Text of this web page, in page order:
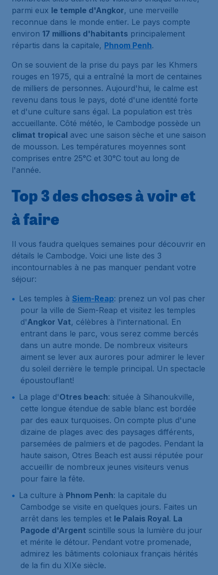
parmi eux le temple d'Angkor, une merveille
reconnue dans le monde entier. Le pays compte
environ 17 millions d'habitants principalement
répartis dans la capitale, Phnom Penh.
On se souvient de la prise du pays par les Khmers
rouges en 1975, qui a entraîné la mort de centaines
de milliers de personnes. Aujourd'hui, le calme est
revenu dans tous le pays, doté d'une identité forte
et d'une culture sans égal. La population est très
accueillante. Côté météo, le Cambodge possède un
climat tropical avec une saison sèche et une saison
de mousson. Les températures moyennes sont
comprises entre 25°C et 30°C tout au long de
l'année.
Top 3 des choses à voir et
à faire
Il vous faudra quelques semaines pour découvrir en
détails le Cambodge. Voici une liste des 3
incontournables à ne pas manquer pendant votre
séjour:
Les temples à Siem-Reap: prenez un vol pas cher
pour la ville de Siem-Reap et visitez les temples
d'Angkor Vat, célèbres à l'international. En
entrant dans le parc, vous serez comme bercés
dans un autre monde. De nombreux visiteurs
aiment se lever aux aurores pour admirer le lever
du soleil derrière le temple principal. Un spectacle
époustouflant!
La plage d'Otres beach: située à Sihanoukville,
cette longue étendue de sable blanc est bordée
par des eaux turquoises. On compte plus d'une
dizaine de plages avec des paysages différents,
parsemées de palmiers et de pagodes. Pendant la
haute saison, Otres Beach est aussi réputée pour
accueillir de nombreux jeunes visiteurs venus
pour faire la fête.
La culture à Phnom Penh: la capitale du
Cambodge se visite en quelques jours. Faites un
arrêt dans les temples et le Palais Royal. La
Pagode d'Argent scintille sous la lumière du jour
et mérite le détour. Pendant votre promenade,
admirez les bâtiments coloniaux français hérités
de la fin du XIXe siècle.